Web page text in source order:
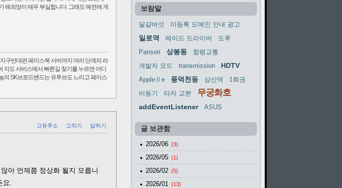
해외망이 매우 부실합니다. 그래도 예전에 게
구반대편 페이스북 서버까지 여러 단계의 라
지도 서비스에서 빠른길 찾기를 누르면 어디
의 SK브로드밴드는 유투브도 느리고 페이스
고유주소 고치기 답하기
아 언제쯤 정상화 될지 모릅니
.
보람말
달걀버섯 미등록 도메인 안내 광고
일로역 레이드 드라이버
도루
Pansori
상봉동
함평교통
개발자 모드
transmission HDTV
AppleⅡe 풍덕천동 삼산역
1회권
비동기
타자 교본 무궁화호
addEventListener ASUS
글 보관함
2026/06 (3)
2026/05 (1)
2026/02 (5)
2026/01 (13)